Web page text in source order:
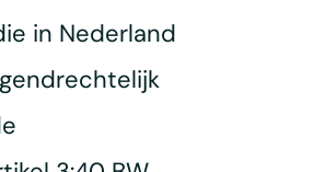
in Nederland